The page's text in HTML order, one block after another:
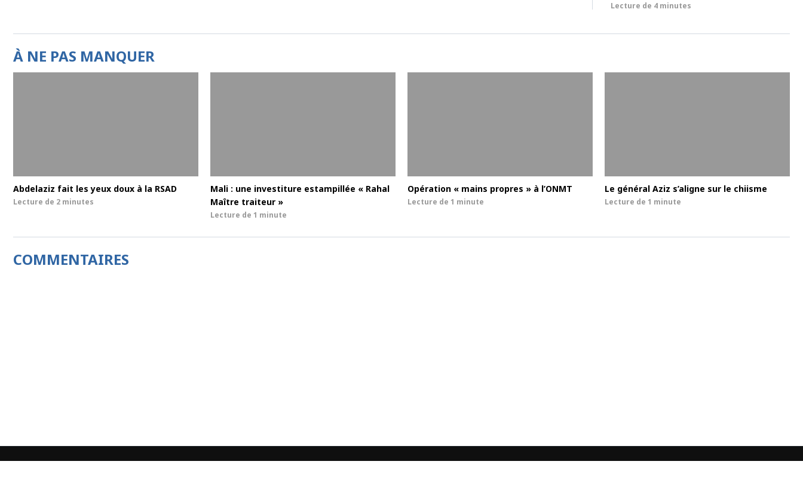
Lecture de 4 minutes
À NE PAS MANQUER
Abdelaziz fait les yeux doux à la RSAD
Lecture de 2 minutes
Mali : une investiture estampillée « Rahal
Maître traiteur »
Lecture de 1 minute
Opération « mains propres » à l’ONMT
Lecture de 1 minute
Le général Aziz s’aligne sur le chiisme
Lecture de 1 minute
COMMENTAIRES